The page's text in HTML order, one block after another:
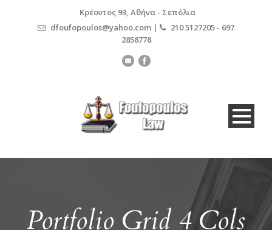
Κρέοντος 93, Αθήνα - Σεπόλια
dfoufopoulos@yahoo.com |
210 5127205 - 697
2858778
Portfolio Grid 4 Cols